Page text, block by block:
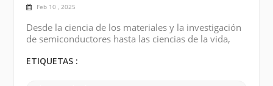
Feb 10 , 2025
Desde la ciencia de los materiales y la investigación
de semiconductores hasta las ciencias de la vida,
vuelto esencial en varias industrias. La clave para
ETIQUETAS :